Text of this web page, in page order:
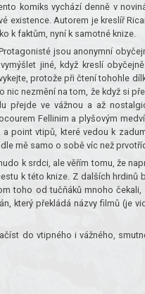
komiks vychází denně v
existence. Autorem je kreslíř
k faktům, nyní k samotné knize.
jsou anonymní
jiné, když kreslí
protože při čtení tohohle
nic nezmění na tom, že když si
přejde ve vážnou a až
Fellinim a plyšovým
point vtipů, které vedou k
mě samo o sobě víc než
k srdci, ale věřím tomu, že
k této knize. Z dalších hrdinů
toho od tučňáků mnoho
který překládá názvy filmů (je
do vtipného i vážného,